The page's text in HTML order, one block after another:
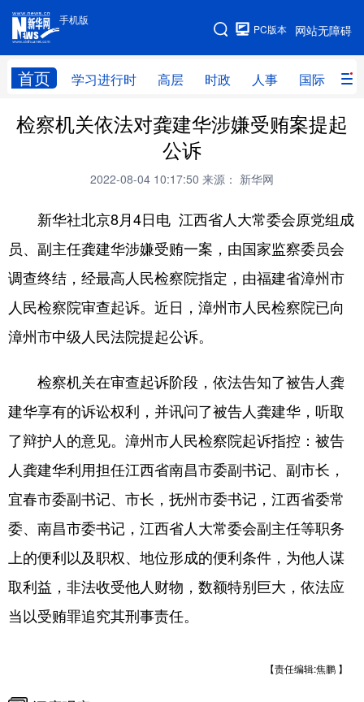
手机版
网站无障碍
PC版本
首页 学习进行时 高层 时政 人事 国际 财
手机版
网站地图
学习进行时 高层 时政 人事
全球连线
科技 科创 量子 体育
文化 书画 健康 军事
法律 中央文件
学术中国 乡村振兴 银龄 溯源中国
彩票 娱乐 时尚 悦读
公益 一带一路 亚太网 上市公司
文化产业
地方频道
江苏
浙江
检察机关依法对龚建华涉嫌受贿案提起
公诉
2022-08-04 10:17:50 来源： 新华网
新华社北京8月4日电 江西省人大常委会原党组成
员、副主任龚建华涉嫌受贿一案，由国家监察委员会
调查终结，经最高人民检察院指定，由福建省漳州市
人民检察院审查起诉。近日，漳州市人民检察院已向
漳州市中级人民法院提起公诉。
检察机关在审查起诉阶段，依法告知了被告人龚
建华享有的诉讼权利，并讯问了被告人龚建华，听取
了辩护人的意见。漳州市人民检察院起诉指控：被告
人龚建华利用担任江西省南昌市委副书记、副市长，
宜春市委副书记、市长，抚州市委书记，江西省委常
委、南昌市委书记，江西省人大常委会副主任等职务
上的便利以及职权、地位形成的便利条件，为他人谋
取利益，非法收受他人财物，数额特别巨大，依法应
当以受贿罪追究其刑事责任。
【责任编辑:焦鹏 】